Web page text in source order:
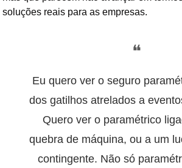
soluções reais para as empresas.
❝
Eu quero ver o seguro
dos gatilhos atrelados a
Quero ver o paramétrico
quebra de máquina, ou a um
contingente. Não só